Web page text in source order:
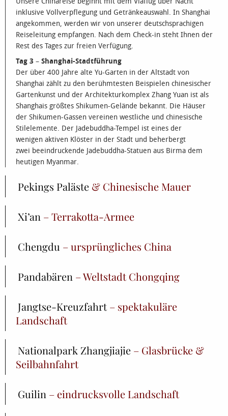
inklusive Vollverpflegung und Getränkeauswahl. In Shanghai
angekommen, werden wir von unserer deutschsprachigen
Reiseleitung empfangen. Nach dem Check-in steht Ihnen der
Rest des Tages zur freien Verfügung.
Tag 3 – Shanghai-Stadtführung
Der über 400 Jahre alte Yu-Garten in der Altstadt von
Shanghai zählt zu den berühmtesten Beispielen chinesischer
Gartenkunst und der Architekturkomplex Zhang Yuan ist als
Shanghais größtes Shikumen-Gelände bekannt. Die Häuser
der Shikumen-Gassen vereinen westliche und chinesische
Stilelemente. Der Jadebuddha-Tempel ist eines der
wenigen aktiven Klöster in der Stadt und beherbergt
zwei beeindruckende Jadebuddha-Statuen aus Birma dem
heutigen Myanmar.
Pekings Paläste & Chinesische Mauer
Xi’an – Terrakotta-Armee
Chengdu – ursprüngliches China
Pandabären – Weltstadt Chongqing
Jangtse-Kreuzfahrt– spektakuläre
Landschaft
Nationalpark Zhangjiajie – Glasbrücke &
Seilbahnfahrt
Guilin – eindrucksvolle Landschaft